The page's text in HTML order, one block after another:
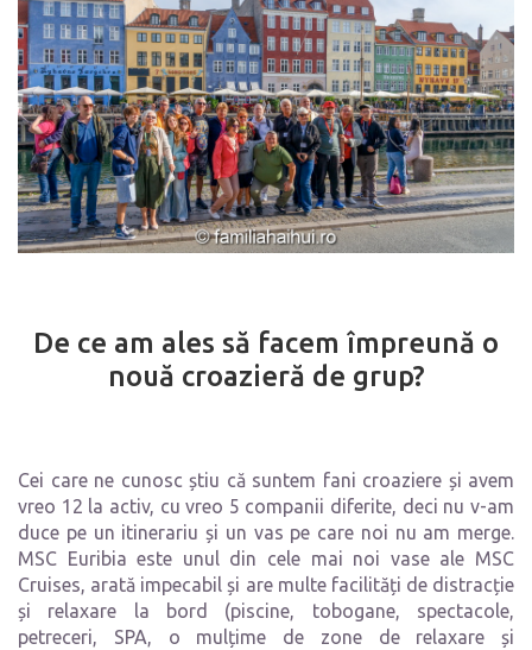
De ce am ales să facem împreună o
nouă croazieră de grup?
Cei care ne cunosc știu că suntem fani croaziere și avem
vreo 12 la activ, cu vreo 5 companii diferite, deci nu v-am
duce pe un itinerariu și un vas pe care noi nu am merge.
MSC Euribia este unul din cele mai noi vase ale MSC
Cruises, arată impecabil și are multe facilități de distracție
și relaxare la bord (piscine, tobogane, spectacole,
petreceri, SPA, o mulțime de zone de relaxare și